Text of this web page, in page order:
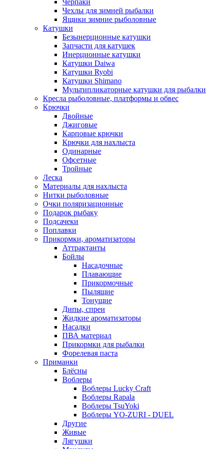
Черпаки
Чехлы для зимней рыбалки
Ящики зимние рыболовные
Катушки
Безынерционные катушки
Запчасти для катушек
Инерционные катушки
Катушки Daiwa
Катушки Ryobi
Катушки Shimano
Мультипликаторные катушки для рыбалки
Кресла рыболовные, платформы и обвес
Крючки
Двойные
Джиговые
Карповые крючки
Крючки для нахлыста
Одинарные
Офсетные
Тройные
Леска
Материалы для нахлыста
Нитки рыболовные
Очки поляризационные
Подарок рыбаку
Подсачеки
Поплавки
Прикормки, ароматизаторы
Аттрактанты
Бойлы
Насадочные
Плавающие
Прикормочные
Пылящие
Тонущие
Дипы, спреи
Жидкие ароматизаторы
Насадки
ПВА материал
Прикормки для рыбалки
Форелевая паста
Приманки
Блёсны
Воблеры
Воблеры Lucky Craft
Воблеры Rapala
Воблеры TsuYoki
Воблеры YO-ZURI - DUEL
Другие
Живые
Лягушки